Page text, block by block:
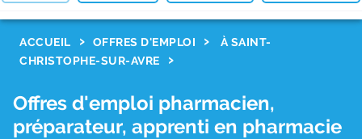
ACCUEIL OFFRES D'EMPLOI
À SAINT-
CHRISTOPHE-SUR-AVRE
Offres d'emploi pharmacien,
préparateur, apprenti en pharmacie